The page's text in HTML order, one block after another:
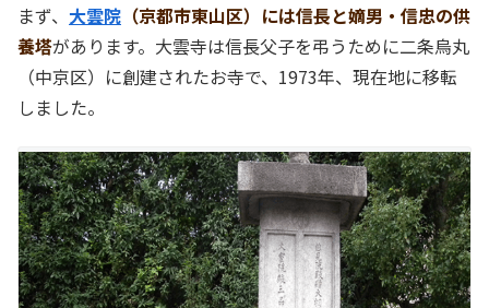
まず、 大雲院 （京都市東山区）には信長と嫡男・信忠の供
養塔があります。大雲寺は信長父子を弔うために二条烏丸
（中京区）に創建されたお寺で、1973年、現在地に移転
しました。